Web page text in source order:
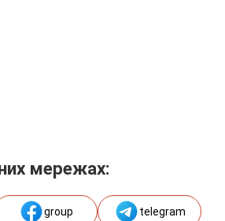
мережах:
group telegram